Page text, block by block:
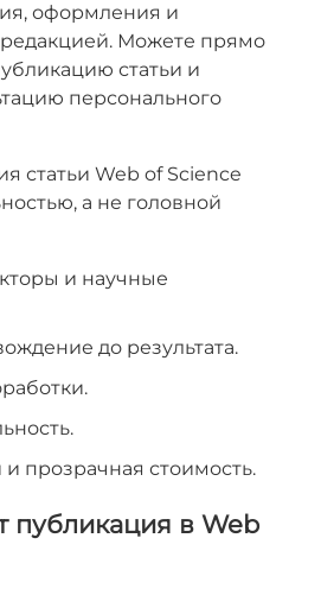
оформления и
Можете прямо
статьи и
персонального
статьи Web of Science
а не головной
и научные
до результата.
прозрачная стоимость.
публикация в Web